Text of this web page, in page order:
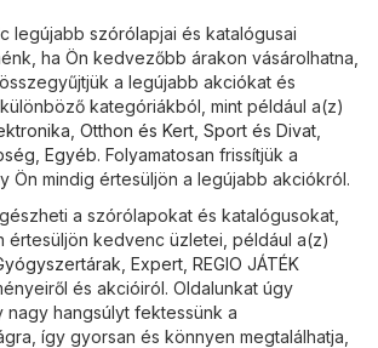
legújabb szórólapjai és katalógusai
ha Ön kedvezőbb árakon vásárolhatna,
a legújabb akciókat és
kategóriákból, mint például a(z)
Otthon és Kert Sport és Divat
Egyéb. Folyamatosan frissítjük a
Ön mindig értesüljön a legújabb akciókról.
a szórólapokat és katalógusokat,
értesüljön kedvenc üzletei, például a(z)
Expert REGIO JÁTÉK
és akcióiról. Oldalunkat úgy
nagy hangsúlyt fektessünk a
így gyorsan és könnyen megtalálhatja,